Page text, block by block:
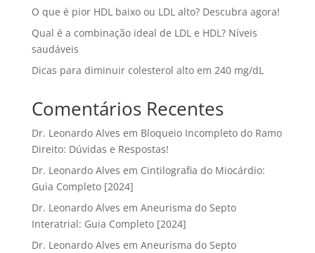
O que é pior HDL baixo ou LDL alto? Descubra agora!
Qual é a combinação ideal de LDL e HDL? Níveis
saudáveis
Dicas para diminuir colesterol alto em 240 mg/dL
Comentários Recentes
Dr. Leonardo Alves em Bloqueio Incompleto do Ramo
Direito: Dúvidas e Respostas!
Dr. Leonardo Alves em Cintilografia do Miocárdio:
Guia Completo [2024]
Dr. Leonardo Alves em Aneurisma do Septo
Interatrial: Guia Completo [2024]
Dr. Leonardo Alves em Aneurisma do Septo